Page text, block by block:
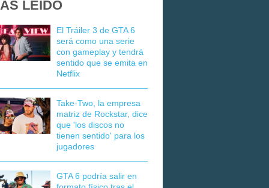
LEÍDO
El Tráiler 3 de GTA 6
será como una serie
con gameplay y tendrá
sentido que se emita en
Netflix
Take-Two, la empresa
matriz de Rockstar, dice
que 'los discos no
tienen sentido' para los
jugadores
GTA 6 podría salir en